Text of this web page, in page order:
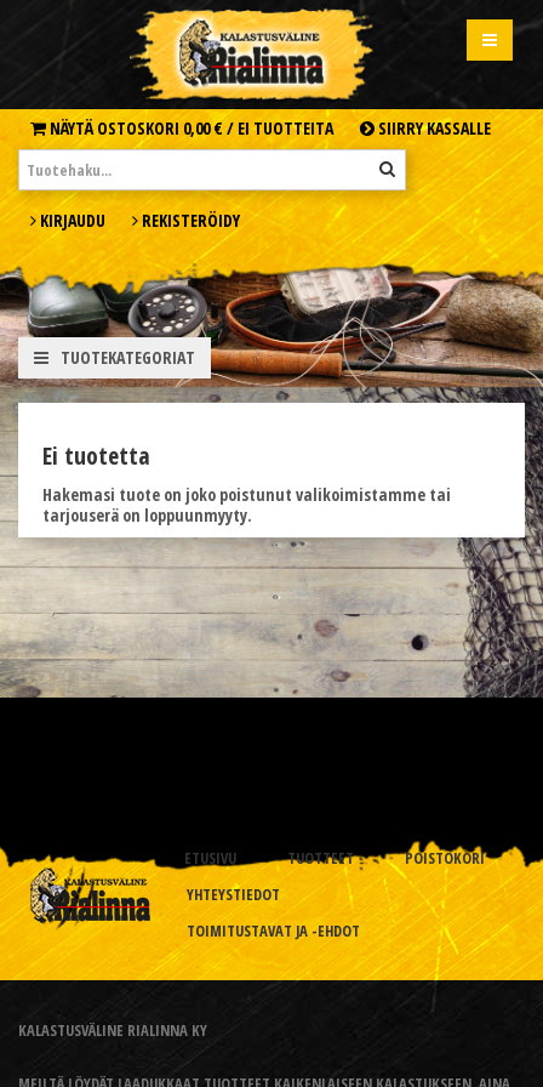
NÄYTÄ OSTOSKORI 0,00 € / EI TUOTTEITA SIIRRY KASSALLE
KIRJAUDU REKISTERÖIDY
TUOTEKATEGORIAT
Ei tuotetta
Hakemasi tuote on joko poistunut valikoimistamme tai
tarjouserä on loppuunmyyty.
ETUSIVU TUOTTEET
POISTOKORI
YHTEYSTIEDOT
TOIMITUSTAVAT JA -EHDOT
KALASTUSVÄLINE RIALINNA KY